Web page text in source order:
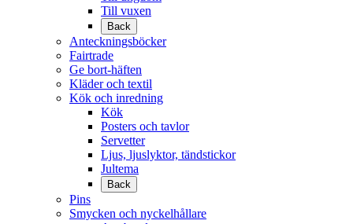
Till vuxen
Back
Anteckningsböcker
Fairtrade
Ge bort-häften
Kläder och textil
Kök och inredning
Kök
Posters och tavlor
Servetter
Ljus, ljuslyktor, tändstickor
Jultema
Back
Pins
Smycken och nyckelhållare